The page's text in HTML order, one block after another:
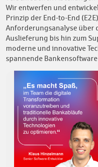
Wir entwerfen und
Prinzip der End-to-End
Anforderungsanalyse über
Auslieferung bis hin zum
moderne und innovative
spannende